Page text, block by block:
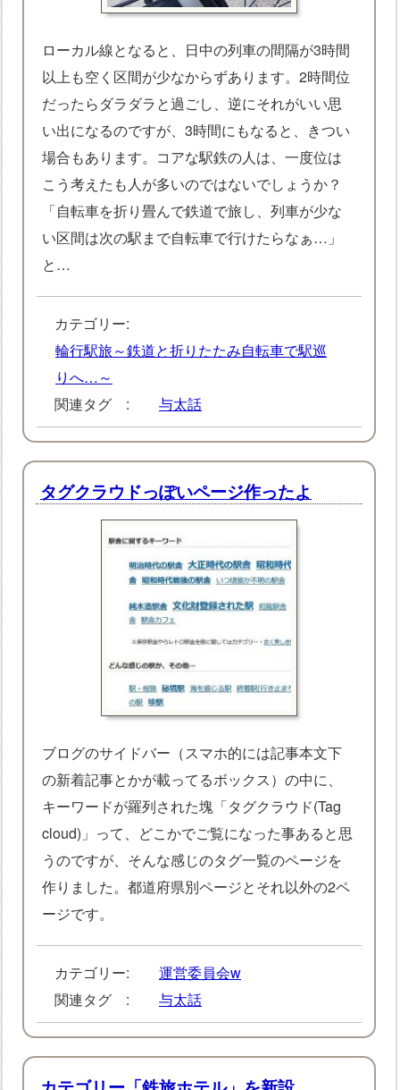
ローカル線となると、日中の列車の間隔が3時間
以上も空く区間が少なからずあります。2時間位
だったらダラダラと過ごし、逆にそれがいい思
い出になるのですが、3時間にもなると、きつい
場合もあります。コアな駅鉄の人は、一度位は
こう考えたも人が多いのではないでしょうか？
「自転車を折り畳んで鉄道で旅し、列車が少な
い区間は次の駅まで自転車で行けたらなぁ…」
と…
カテゴリー:
輪行駅旅～鉄道と折りたたみ自転車で駅巡
りへ…～
関連タグ :
与太話
タグクラウドっぽいページ作ったよ
ブログのサイドバー（スマホ的には記事本文下
の新着記事とかが載ってるボックス）の中に、
キーワードが羅列された塊「タグクラウド(Tag
cloud)」って、どこかでご覧になった事あると思
うのですが、そんな感じのタグ一覧のページを
作りました。都道府県別ページとそれ以外の2ペ
ージです。
カテゴリー:
運営委員会w
関連タグ :
与太話